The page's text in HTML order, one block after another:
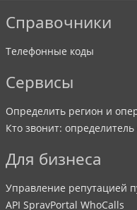
Справочники
Телефонные коды
Сервисы
Определить регион и
Кто звонит:
Для бизнеса
Управление репутацией
API SpravPortal WhoCalls